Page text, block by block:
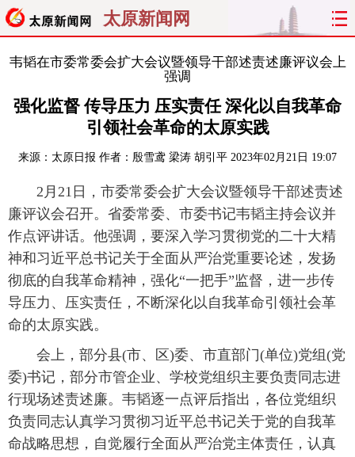
太原新闻网
首页 聚焦 太原 山西
经济 关注 文明 出行
曝光 综合
看天下 晋月读 最太原 网罗民生
太原日报 太原晚报 热评 社区
韦韬在市委常委会扩大会议暨领导干部述责述廉评议会上
强调
强化监督 传导压力 压实责任 深化以自我革命
引领社会革命的太原实践
来源： 太原日报 作者：殷雪鸢 梁涛 胡引平 2023年02月21日 19:07
2月21日，市委常委会扩大会议暨领导干部述责述
廉评议会召开。省委常委、市委书记韦韬主持会议并
作点评讲话。他强调，要深入学习贯彻党的二十大精
神和习近平总书记关于全面从严治党重要论述，发扬
彻底的自我革命精神，强化“一把手”监督，进一步传
导压力、压实责任，不断深化以自我革命引领社会革
命的太原实践。
会上，部分县(市、区)委、市直部门(单位)党组(党
委)书记，部分市管企业、学校党组织主要负责同志进
行现场述责述廉。韦韬逐一点评后指出，各位党组织
负责同志认真学习贯彻习近平总书记关于党的自我革
命战略思想，自觉履行全面从严治党主体责任，认真